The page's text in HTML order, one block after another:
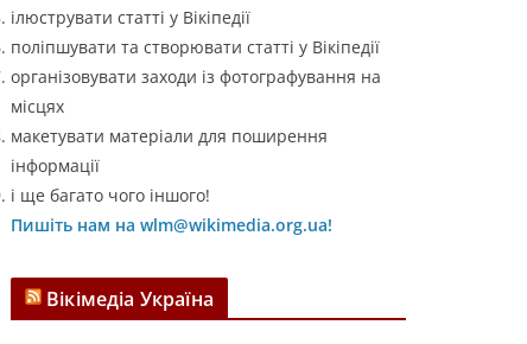
ілюструвати статті у Вікіпедії
поліпшувати та створювати статті у Вікіпедії
організовувати заходи із фотографування на
місцях
макетувати матеріали для поширення
інформації
і ще багато чого іншого!
Пишіть нам на wlm@wikimedia.org.ua!
Вікімедіа Україна